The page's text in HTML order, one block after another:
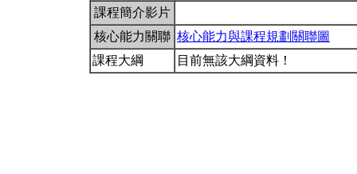
課程簡介影片
核心能力關聯 核心能力與課程規劃關聯圖
課程大綱
目前無該大綱資料！